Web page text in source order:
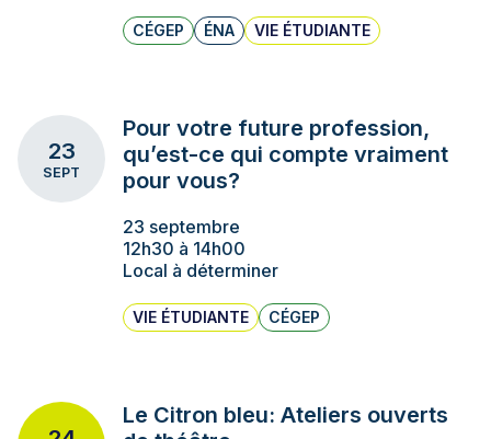
CÉGEP ÉNA VIE ÉTUDIANTE
23
SEPT
Pour votre future profession,
qu’est-ce qui compte vraiment
pour vous?
23 septembre
12h30 à 14h00
Local à déterminer
VIE ÉTUDIANTE CÉGEP
Le Citron bleu: Ateliers ouverts